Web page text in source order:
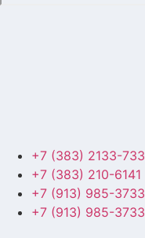
+7 (383) 2133-733
+7 (383) 210-6141
+7 (913) 985-3733
+7 (913) 985-3733